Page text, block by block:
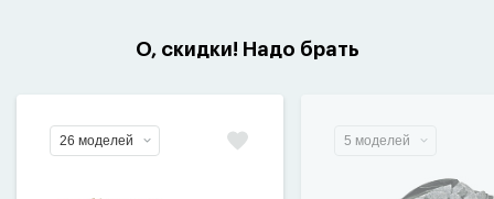
О, скидки! Надо брать
26 моделей 5 моделей